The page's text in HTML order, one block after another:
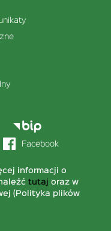
informacji o
tutaj oraz w
(Polityka plików
Facebook
Barwicach